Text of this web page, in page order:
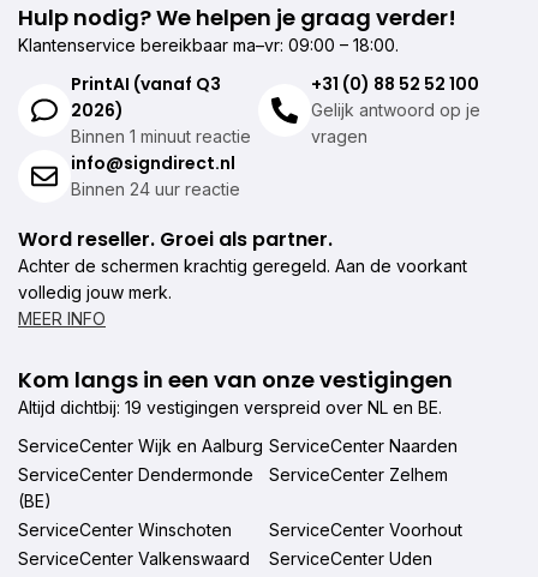
Hulp nodig? We helpen je graag verder!
Klantenservice bereikbaar ma–vr: 09:00 – 18:00.
PrintAI (vanaf Q3
2026)
Binnen 1 minuut reactie
+31 (0) 88 52 52 100
Gelijk antwoord op je
vragen
info@signdirect.nl
Binnen 24 uur reactie
Word reseller. Groei als partner.
Achter de schermen krachtig geregeld. Aan de voorkant
volledig jouw merk.
MEER INFO
Kom langs in een van onze vestigingen
Altijd dichtbij: 19 vestigingen verspreid over NL en BE.
ServiceCenter Wijk en Aalburg ServiceCenter Naarden
ServiceCenter Dendermonde
(BE)
ServiceCenter Zelhem
ServiceCenter Winschoten
ServiceCenter Voorhout
ServiceCenter Valkenswaard
ServiceCenter Uden